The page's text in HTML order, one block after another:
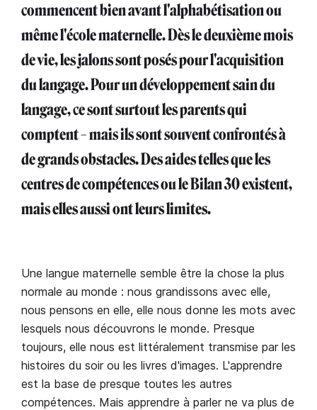
commencent bien avant l'alphabétisation ou
même l'école maternelle. Dès le deuxième mois
de vie, les jalons sont posés pour l'acquisition
du langage. Pour un développement sain du
langage, ce sont surtout les parents qui
comptent – mais ils sont souvent confrontés à
de grands obstacles. Des aides telles que les
centres de compétences ou le Bilan 30 existent,
mais elles aussi ont leurs limites.
Une langue maternelle semble être la chose la plus
normale au monde : nous grandissons avec elle,
nous pensons en elle, elle nous donne les mots avec
lesquels nous découvrons le monde. Presque
toujours, elle nous est littéralement transmise par les
histoires du soir ou les livres d'images. L'apprendre
est la base de presque toutes les autres
compétences. Mais apprendre à parler ne va plus de